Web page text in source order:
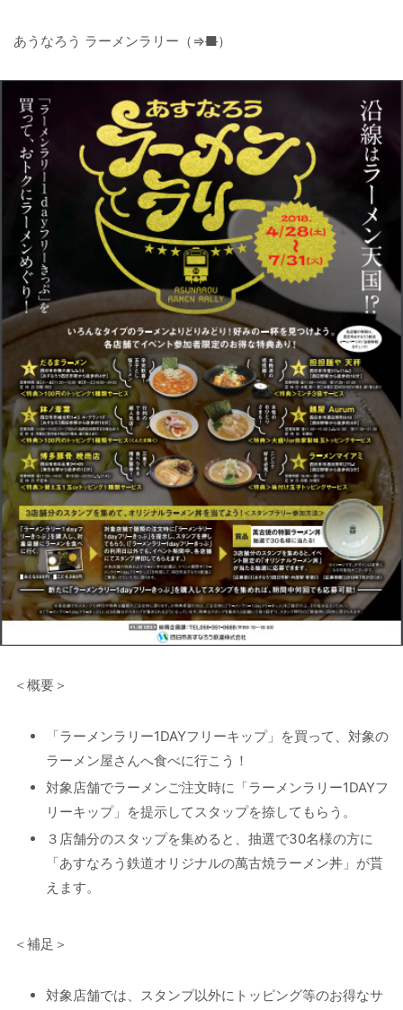
あうなろう ラーメンラリー（⇒■）
＜概要＞
「ラーメンラリー1DAYフリーキップ」を買って、対象の
ラーメン屋さんへ食べに行こう！
対象店舗でラーメンご注文時に「ラーメンラリー1DAYフ
リーキップ」を提示してスタップを捺してもらう。
３店舗分のスタップを集めると、抽選で30名様の方に
「あすなろう鉄道オリジナルの萬古焼ラーメン丼」が貰
えます。
＜補足＞
対象店舗では、スタンプ以外にトッピング等のお得なサ